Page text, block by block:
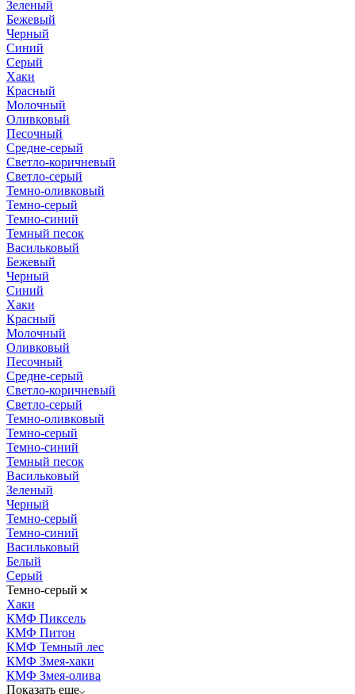
Зеленый
Бежевый
Черный
Синий
Серый
Хаки
Красный
Молочный
Оливковый
Песочный
Средне-серый
Светло-коричневый
Светло-серый
Темно-оливковый
Темно-серый
Темно-синий
Темный песок
Васильковый
Бежевый
Черный
Синий
Хаки
Красный
Молочный
Оливковый
Песочный
Средне-серый
Светло-коричневый
Светло-серый
Темно-оливковый
Темно-серый
Темно-синий
Темный песок
Васильковый
Зеленый
Черный
Темно-серый
Темно-синий
Васильковый
Белый
Серый
Темно-серый
Хаки
КМФ Пиксель
КМФ Питон
КМФ Темный лес
КМФ Змея-хаки
КМФ Змея-олива
Показать еще